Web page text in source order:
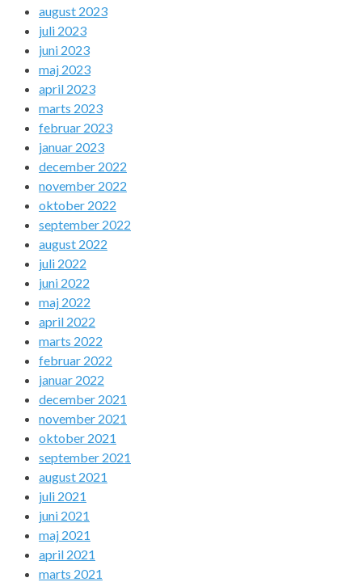
august 2023
juli 2023
juni 2023
maj 2023
april 2023
marts 2023
februar 2023
januar 2023
december 2022
november 2022
oktober 2022
september 2022
august 2022
juli 2022
juni 2022
maj 2022
april 2022
marts 2022
februar 2022
januar 2022
december 2021
november 2021
oktober 2021
september 2021
august 2021
juli 2021
juni 2021
maj 2021
april 2021
marts 2021